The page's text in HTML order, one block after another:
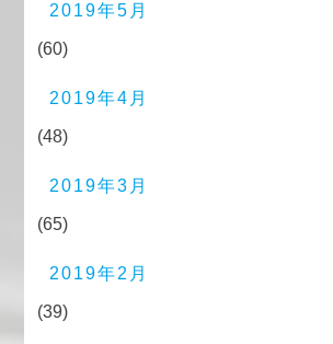
2019年5月
(60)
2019年4月
(48)
2019年3月
(65)
2019年2月
(39)